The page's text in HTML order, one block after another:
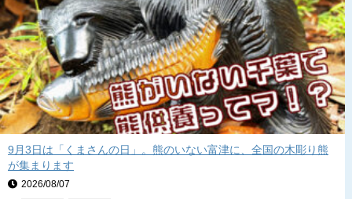
9月3日は「くまさんの日」。熊のいない富津に、全国の木彫り熊
が集まります
2026/08/07